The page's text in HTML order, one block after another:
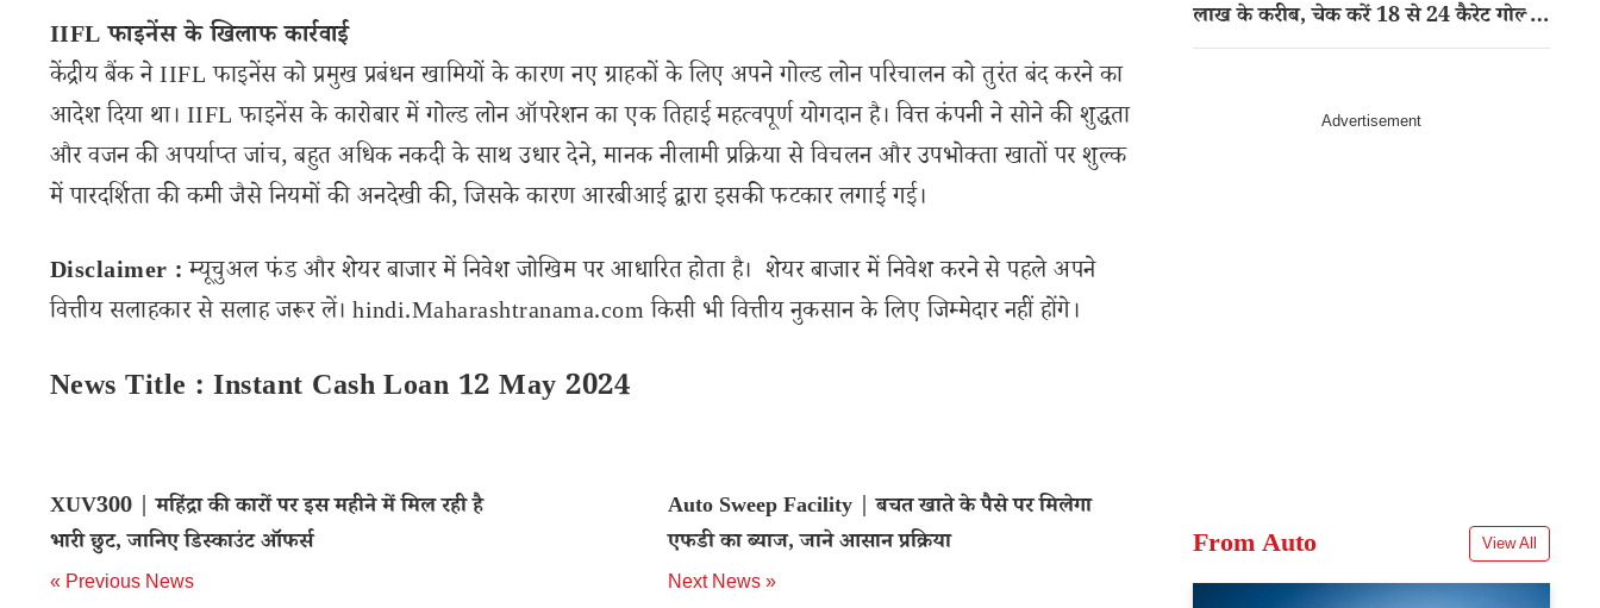
IIFL फाइनेंस के खिलाफ कार्रवाई
केंद्रीय बैंक ने IIFL फाइनेंस को प्रमुख प्रबंधन खामियों के कारण नए ग्राहकों के लिए अपने गोल्ड लोन परिचालन को तुरंत बंद करने का
आदेश दिया था। IIFL फाइनेंस के कारोबार में गोल्ड लोन ऑपरेशन का एक तिहाई महत्वपूर्ण योगदान है। वित्त कंपनी ने सोने की शुद्धता
और वजन की अपर्याप्त जांच, बहुत अधिक नकदी के साथ उधार देने, मानक नीलामी प्रक्रिया से विचलन और उपभोक्ता खातों पर शुल्क
में पारदर्शिता की कमी जैसे नियमों की अनदेखी की, जिसके कारण आरबीआई द्वारा इसकी फटकार लगाई गई।
Disclaimer :म्यूचुअल फंड और शेयर बाजार में निवेश जोखिम पर आधारित होता है। शेयर बाजार में निवेश करने से पहले अपने
वित्तीय सलाहकार से सलाह जरूर लें। hindi.Maharashtranama.com किसी भी वित्तीय नुकसान के लिए जिम्मेदार नहीं होंगे।
News Title : Instant Cash Loan 12 May 2024
XUV300 | महिंद्रा की कारों पर इस महीने में मिल रही है
भारी छुट, जानिए डिस्काउंट ऑफर्स
« Previous News
Auto Sweep Facility | बचत खाते के पैसे पर मिलेगा
एफडी का ब्याज, जाने आसान प्रक्रिया
Next News »
लाख के करीब, चेक करें 18 से 24 कैरेट गोल्ड
का रेट
From Auto View All